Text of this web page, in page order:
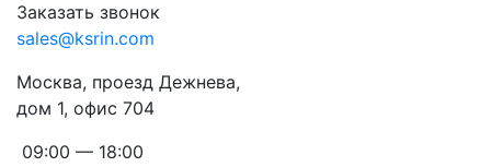
Заказать звонок
sales@ksrin.com
Москва, проезд Дежнева,
дом 1, офис 704
09:00 — 18:00